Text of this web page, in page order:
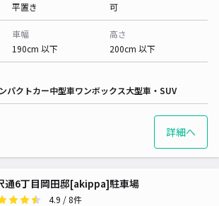
平置き
可
車幅
190cm 以下
高さ
200cm 以下
パクトカー中型車ワンボックス大型車・SUV
詳細へ
通6丁目岡田邸[akippa]駐車場
4.9 / 8件